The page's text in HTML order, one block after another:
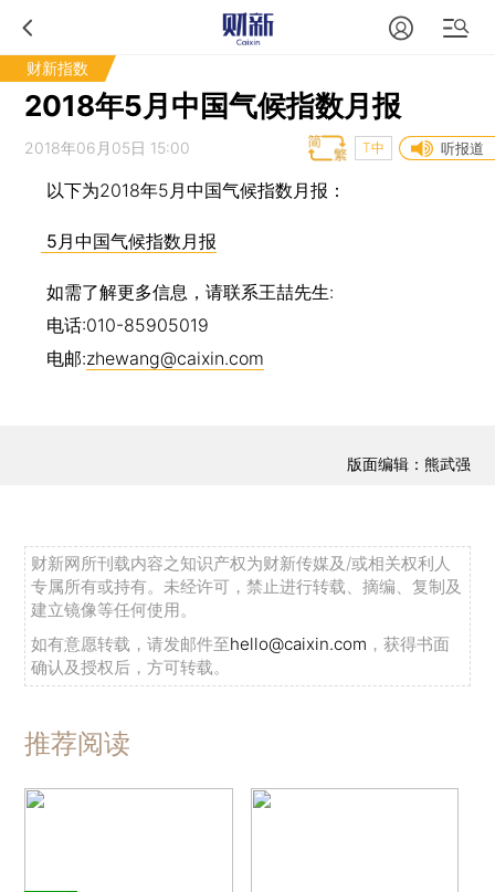
财新指数
2018年5月中国气候指数月报
2018年06月05日 15:00 听报道
T中
以下为2018年5月中国气候指数月报：
5月中国气候指数月报
如需了解更多信息，请联系王喆先生:
电话:010-85905019
电邮:zhewang@caixin.com
版面编辑：熊武强
财新网所刊载内容之知识产权为财新传媒及/或相关权利人
专属所有或持有。未经许可，禁止进行转载、摘编、复制及
建立镜像等任何使用。
如有意愿转载，请发邮件至hello@caixin.com ，获得书面
确认及授权后，方可转载。
推荐阅读